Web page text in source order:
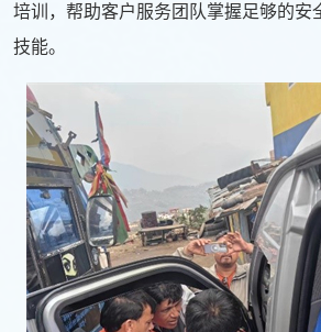
培训，帮助客户服务团队掌握足够的安
技能。